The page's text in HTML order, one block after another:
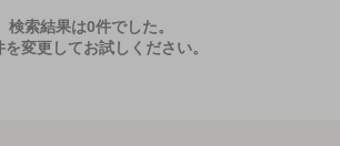
検索結果は0件でした。
を変更してお試しください。